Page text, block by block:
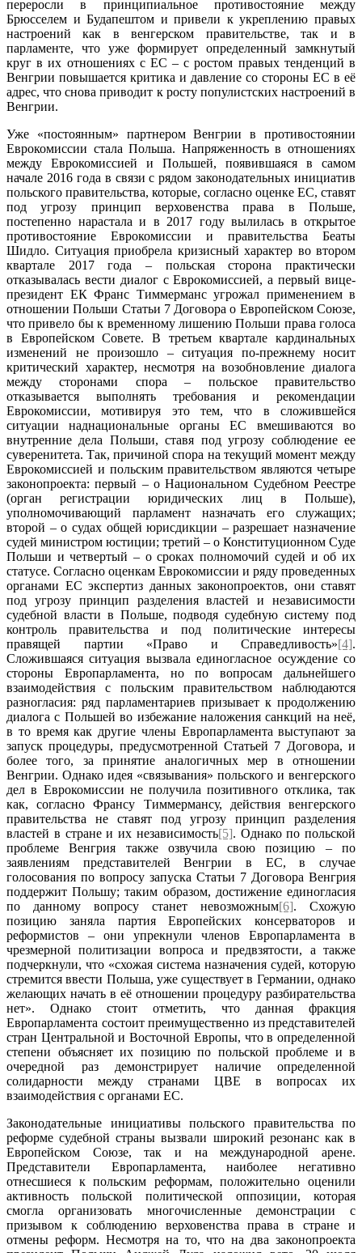
переросли в принципиальное противостояние между
Брюсселем и Будапештом и привели к укреплению правых
настроений как в венгерском правительстве, так и в
парламенте, что уже формирует определенный замкнутый
круг в их отношениях с ЕС – с ростом правых тенденций в
Венгрии повышается критика и давление со стороны ЕС в её
адрес, что снова приводит к росту популистских настроений в
Венгрии.
Уже «постоянным» партнером Венгрии в противостоянии
Еврокомиссии стала Польша. Напряженность в отношениях
между Еврокомиссией и Польшей, появившаяся в самом
начале 2016 года в связи с рядом законодательных инициатив
польского правительства, которые, согласно оценке ЕС, ставят
под угрозу принцип верховенства права в Польше,
постепенно нарастала и в 2017 году вылилась в открытое
противостояние Еврокомиссии и правительства Беаты
Шидло. Ситуация приобрела кризисный характер во втором
квартале 2017 года – польская сторона практически
отказывалась вести диалог с Еврокомиссией, а первый вице-
президент ЕК Франс Тиммерманс угрожал применением в
отношении Польши Статьи 7 Договора о Европейском Союзе,
что привело бы к временному лишению Польши права голоса
в Европейском Совете. В третьем квартале кардинальных
изменений не произошло – ситуация по-прежнему носит
критический характер, несмотря на возобновление диалога
между сторонами спора – польское правительство
отказывается выполнять требования и рекомендации
Еврокомиссии, мотивируя это тем, что в сложившейся
ситуации наднациональные органы ЕС вмешиваются во
внутренние дела Польши, ставя под угрозу соблюдение ее
суверенитета. Так, причиной спора на текущий момент между
Еврокомиссией и польским правительством являются четыре
законопроекта: первый – о Национальном Судебном Реестре
(орган регистрации юридических лиц в Польше),
уполномочивающий парламент назначать его служащих;
второй – о судах общей юрисдикции – разрешает назначение
судей министром юстиции; третий – о Конституционном Суде
Польши и четвертый – о сроках полномочий судей и об их
статусе. Согласно оценкам Еврокомиссии и ряду проведенных
органами ЕС экспертиз данных законопроектов, они ставят
под угрозу принцип разделения властей и независимости
судебной власти в Польше, подводя судебную систему под
контроль правительства и под политические интересы
правящей партии «Право и Справедливость»[4].
Сложившаяся ситуация вызвала единогласное осуждение со
стороны Европарламента, но по вопросам дальнейшего
взаимодействия с польским правительством наблюдаются
разногласия: ряд парламентариев призывает к продолжению
диалога с Польшей во избежание наложения санкций на неё,
в то время как другие члены Европарламента выступают за
запуск процедуры, предусмотренной Статьей 7 Договора, и
более того, за принятие аналогичных мер в отношении
Венгрии. Однако идея «связывания» польского и венгерского
дел в Еврокомиссии не получила позитивного отклика, так
как, согласно Франсу Тиммермансу, действия венгерского
правительства не ставят под угрозу принцип разделения
властей в стране и их независимость[5]. Однако по польской
проблеме Венгрия также озвучила свою позицию – по
заявлениям представителей Венгрии в ЕС, в случае
голосования по вопросу запуска Статьи 7 Договора Венгрия
поддержит Польшу; таким образом, достижение единогласия
по данному вопросу станет невозможным[6]. Схожую
позицию заняла партия Европейских консерваторов и
реформистов – они упрекнули членов Европарламента в
чрезмерной политизации вопроса и предвзятости, а также
подчеркнули, что «схожая система назначения судей, которую
стремится ввести Польша, уже существует в Германии, однако
желающих начать в её отношении процедуру разбирательства
нет». Однако стоит отметить, что данная фракция
Европарламента состоит преимущественно из представителей
стран Центральной и Восточной Европы, что в определенной
степени объясняет их позицию по польской проблеме и в
очередной раз демонстрирует наличие определенной
солидарности между странами ЦВЕ в вопросах их
взаимодействия с органами ЕС.
Законодательные инициативы польского правительства по
реформе судебной страны вызвали широкий резонанс как в
Европейском Союзе, так и на международной арене.
Представители Европарламента, наиболее негативно
отнесшиеся к польским реформам, положительно оценили
активность польской политической оппозиции, которая
смогла организовать многочисленные демонстрации с
призывом к соблюдению верховенства права в стране и
отмены реформ. Несмотря на то, что на два законопроекта